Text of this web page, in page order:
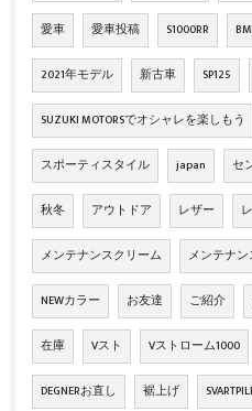
愛車 愛車投稿 S1000RR
2021年モデル 新古車 SP125
SUZUKI MOTORSでオシャレを楽しもう
スポーティスタイル japan セ
秋冬 アウトドア レザー
メンテナンスクリーム メンテナ
NEWカラー お友達 ご紹介
在庫 Vスト Vストローム1000
DEGNERお直し 裾上げ